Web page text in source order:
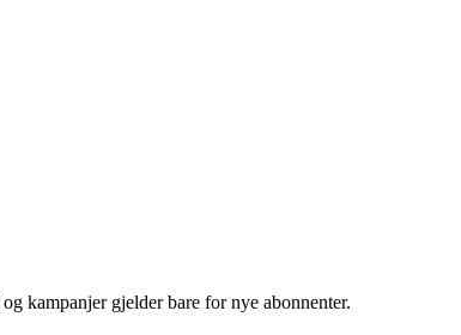
kampanjer gjelder bare for nye abonnenter.